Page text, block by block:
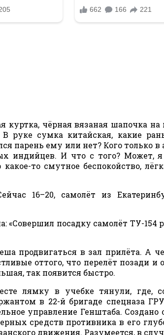
чёрная вязаная шапочка на
руке сумка китайская, какие
парень ему или нет? Кого только в
индийцев. И что с того? Может,
то смутное беспокойство,
16–20, самолёт из
«Совершил посадку самолёт ТУ-154
продвигаться в зал прилёта. А
оттого, что перелёт позади и
так появится быстро.
лямку в учебке тянули, где,
в 22-й бригаде спецназа
управление Генштаба. Создано
средств противника в его
движения. Разумеется, в